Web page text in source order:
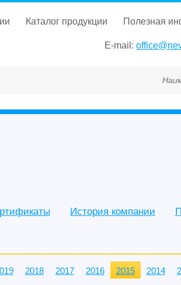
каталог продукции полезная
E-mail:
Наименование,
История компании
2018 2017 2016 2015 2014